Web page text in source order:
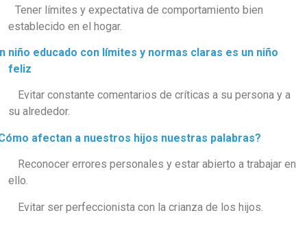
Tener límites y expectativa de comportamiento bien
establecido en el hogar.
niño educado con límites y normas claras es un niño
feliz
Evitar constante comentarios de críticas a su persona y a
su alrededor.
afectan a nuestros hijos nuestras palabras?
Reconocer errores personales y estar abierto a trabajar en
ello.
Evitar ser perfeccionista con la crianza de los hijos.